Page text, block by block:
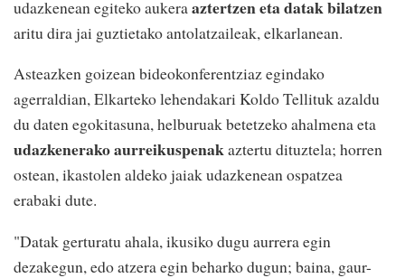
udazkenean egiteko aukeraaztertzen eta datak bilatzen
aritu dira jai guztietako antolatzaileak, elkarlanean.
Asteazken goizean bideokonferentziaz egindako
agerraldian, Elkarteko lehendakari Koldo Tellituk azaldu
du daten egokitasuna, helburuak betetzeko ahalmena eta
udazkenerako aurreikuspenakaztertu dituztela; horren
ostean, ikastolen aldeko jaiak udazkenean ospatzea
erabaki dute.
"Datak gerturatu ahala, ikusiko dugu aurrera egin
dezakegun, edo atzera egin beharko dugun; baina, gaur-